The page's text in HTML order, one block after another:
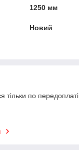
1250 мм
Новий
тільки по передоплаті.